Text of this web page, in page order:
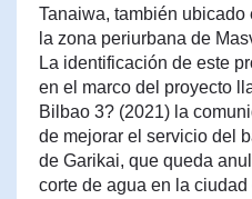
Tanaiwa, también ubicado
la zona periurbana de
La identificación de este
en el marco del proyecto
Bilbao 3? (2021) la
de mejorar el servicio del
de Garikai, que queda
corte de agua en la